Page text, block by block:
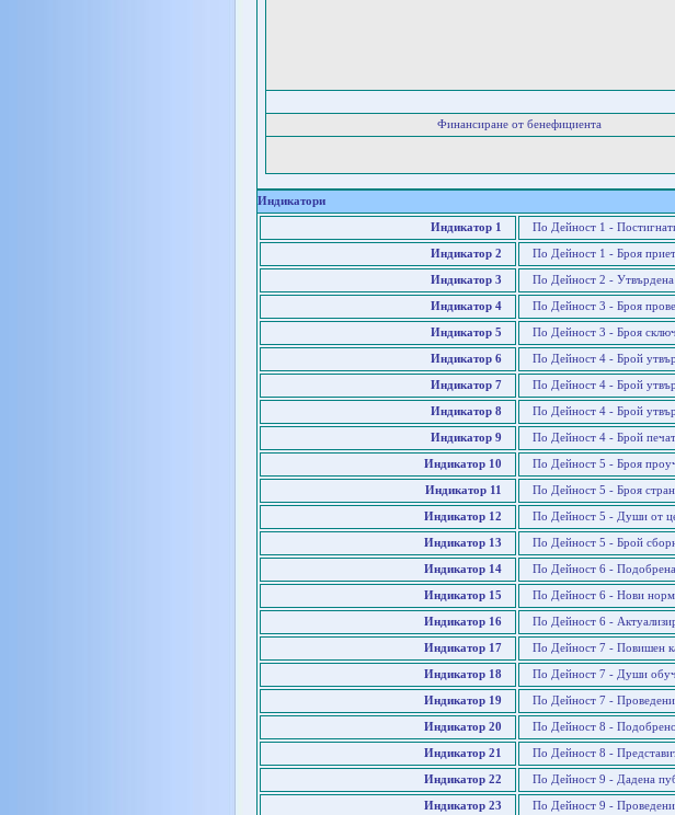
Финансиране от бенефициента
Индикатори
Индикатор 1 По Дейност 1 -
Индикатор 2 По Дейност 1 - Броя
Индикатор 3 По Дейност 2 - Утвърдена
Индикатор 4 По Дейност 3 - Броя
Индикатор 5 По Дейност 3 - Броя
Индикатор 6 По Дейност 4 - Брой
Индикатор 7 По Дейност 4 - Брой
Индикатор 8 По Дейност 4 - Брой
Индикатор 9 По Дейност 4 - Брой
Индикатор 10 По Дейност 5 - Броя
Индикатор 11 По Дейност 5 - Броя
Индикатор 12 По Дейност 5 - Души от
Индикатор 13 По Дейност 5 - Брой
Индикатор 14 По Дейност 6 - Подобрена
Индикатор 15 По Дейност 6 - Нови
Индикатор 16 По Дейност 6 -
Индикатор 17 По Дейност 7 - Повишен
Индикатор 18 По Дейност 7 - Души
Индикатор 19 По Дейност 7 -
Индикатор 20 По Дейност 8 - Подобрено
Индикатор 21 По Дейност 8 -
Индикатор 22 По Дейност 9 - Дадена
Индикатор 23 По Дейност 9 -